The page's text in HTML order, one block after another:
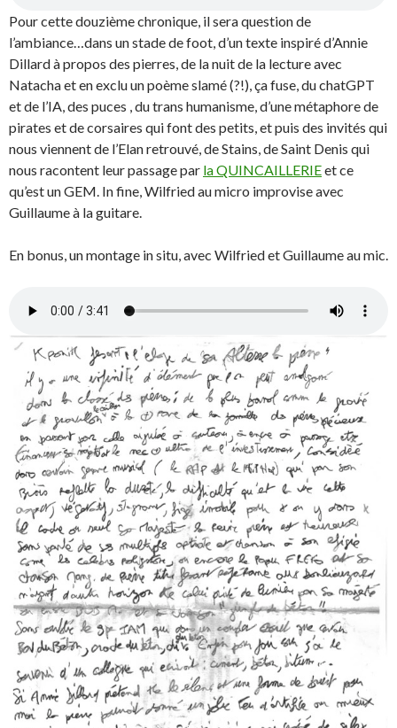
Pour cette douzième chronique, il sera question de
l’ambiance…dans un stade de foot, d’un texte inspiré d’Annie
Dillard à propos des pierres, de la nuit de la lecture avec
Natacha et en exclu un poème slamé (?!), ça fuse, du chatGPT
et de l’IA, des puces , du trans humanisme, d’une métaphore de
pirates et de corsaires qui font des petits, et puis des invités qui
nous viennent de l’Elan retrouvé, de Stains, de Saint Denis qui
nous racontent leur passage par la QUINCAILLERIEet ce
qu’est un GEM. In fine, Wilfried au micro improvise avec
Guillaume à la guitare.
En bonus, un montage in situ, avec Wilfried et Guillaume au mic.